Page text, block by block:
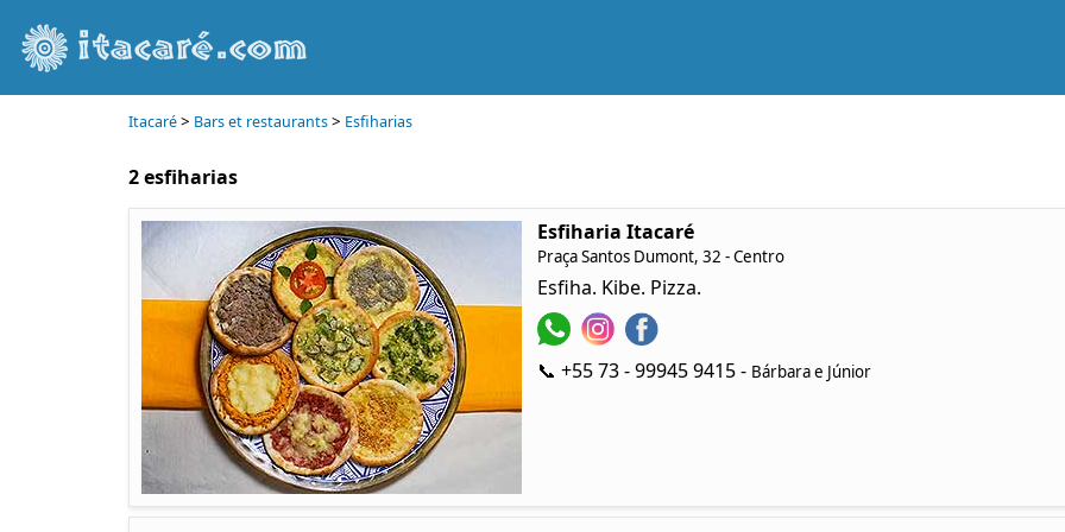
Itacaré> Bars et restaurants> Esfiharias
2 esfiharias
Esfiharia Itacaré
Praça Santos Dumont, 32 - Centro
Esfiha. Kibe. Pizza.
📞 +55 73 - 99945 9415 - Bárbara e Júnior